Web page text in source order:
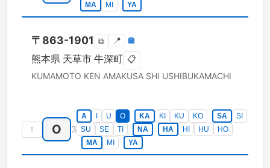
MA
MI YA
〒 863-1901 ⧉ 📍 🏣
熊本県 天草市 牛深町 📋
KUMAMOTO KEN AMAKUSA SHI USHIBUKAMACHI
↑ O 3
A U O KA KI KU KO SA
SI
SU
SE TI NA HA HI HU
HO
MA
MI YA